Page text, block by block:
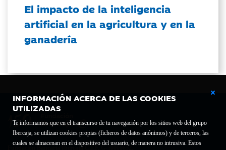
INFORMACIÓN ACERCA DE LAS COOKIES
UTILIZADAS
Te informamos que en el transcurso de tu navegación por los sitios web del grupo
Ibercaja, se utilizan cookies propias (ficheros de datos anónimos) y de terceros, las
cuales se almacenan en el dispositivo del usuario, de manera no intrusiva. Estos
El impacto de la inteligencia
artificial en la agricultura y en la
ganadería
Fundación Bancaria Ibercaja C.I.F. G-50000652.